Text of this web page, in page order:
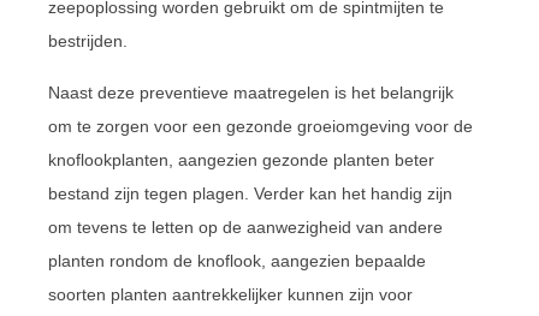
zeepoplossing worden gebruikt om de spintmijten te
bestrijden.
Naast deze preventieve maatregelen is het belangrijk
om te zorgen voor een gezonde groeiomgeving voor de
knoflookplanten, aangezien gezonde planten beter
bestand zijn tegen plagen. Verder kan het handig zijn
om tevens te letten op de aanwezigheid van andere
planten rondom de knoflook, aangezien bepaalde
soorten planten aantrekkelijker kunnen zijn voor